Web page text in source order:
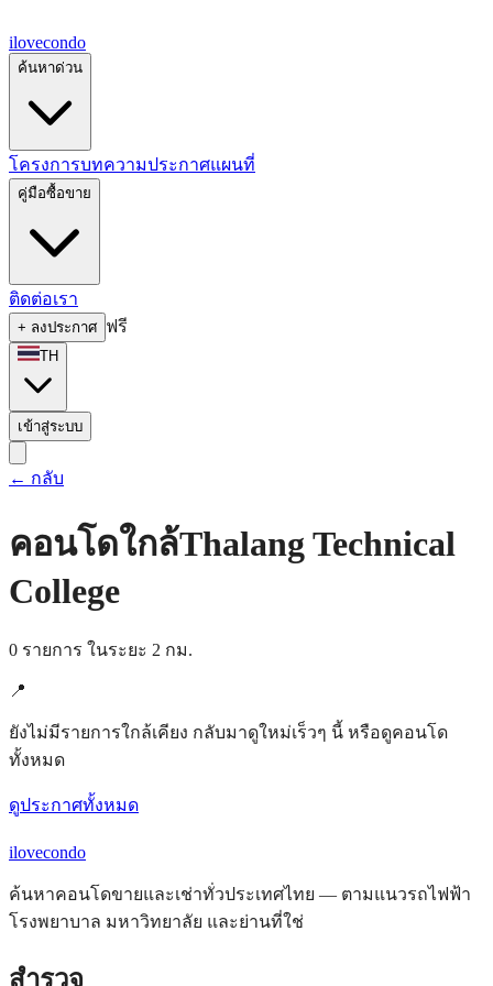
ilovecondo
ค้นหาด่วน
โครงการบทความประกาศแผนที่
คู่มือซื้อขาย
ติดต่อเรา
+ ลงประกาศ ฟรี
TH
เข้าสู่ระบบ
← กลับ
คอนโดใกล้Thalang Technical
College
0 รายการ ในระยะ 2 กม.
📍
ยังไม่มีรายการใกล้เคียง กลับมาดูใหม่เร็วๆ นี้ หรือดูคอนโด
ทั้งหมด
ดูประกาศทั้งหมด
ilovecondo
ค้นหาคอนโดขายและเช่าทั่วประเทศไทย — ตามแนวรถไฟฟ้า
โรงพยาบาล มหาวิทยาลัย และย่านที่ใช่
สำรวจ